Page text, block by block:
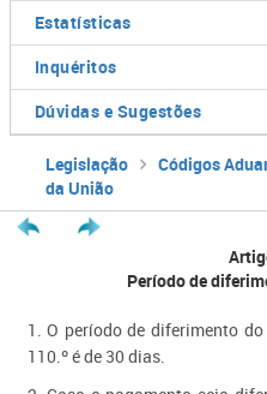
Estatísticas
Inquéritos
Dúvidas e Sugestões
Legislação Códigos
da União
Período de
1. O período de diferimento
110.º é de 30 dias.